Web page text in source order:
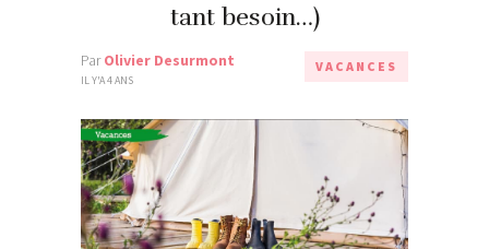
tant besoin…)
ParOlivier Desurmont
IL Y'A 4 ANS
VACANCES